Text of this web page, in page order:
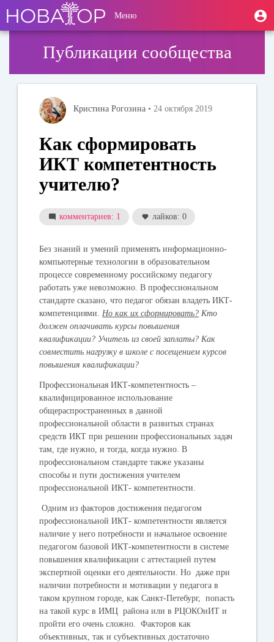
основному
содержанию
User
account
Меню
Публикации сообщества
Кристина Рогозина • 24 октября 2019
Как сформировать
ИКТ компетентность
учителю?
комментариев: 1 лайков: 0
Без знаний и умений применять информационно-
компьютерные технологии в образовательном
процессе современному российскому педагогу
работать уже невозможно. В профессиональном
стандарте сказано, что педагог обязан владеть ИКТ-
компетенциями. Но как их сформировать? Кто
должен оплачивать курсы повышения
квалификации? Учитель из своей заплаты? Как
совместить нагрузку в школе с посещением курсов
повышения квалификации?
Профессиональная ИКТ-компетентность –
квалифицированное использование
общераспространенных в данной
профессиональной области в развитых странах
средств ИКТ при решении профессиональных задач
там, где нужно, и тогда, когда нужно. В
профессиональном стандарте также указаны
способы и пути достижения учителем
профессиональной ИКТ- компетентности.
Одним из факторов достижения педагогом
профессиональной ИКТ- компетентности является
наличие у него потребности и начальное освоение
педагогом базовой ИКТ-компетентности в системе
повышения квалификации с аттестацией путем
экспертной оценки его деятельности. Но даже при
наличии потребности и мотивации у педагога в
таком крупном городе, как Санкт-Петебург, попасть
на такой курс в ИМЦ района или в РЦОКОиИТ и
пройти его очень сложно. Факторов как
объективных, так и субъективных достаточно